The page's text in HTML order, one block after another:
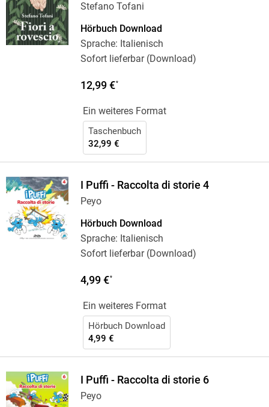
Stefano Tofani
Hörbuch Download
Sprache: Italienisch
Sofort lieferbar (Download)
12,99 €*
Ein weiteres Format
Taschenbuch
32,99 €
I Puffi - Raccolta di storie 4
Peyo
Hörbuch Download
Sprache: Italienisch
Sofort lieferbar (Download)
4,99 €*
Ein weiteres Format
Hörbuch Download
4,99 €
I Puffi - Raccolta di storie 6
Peyo